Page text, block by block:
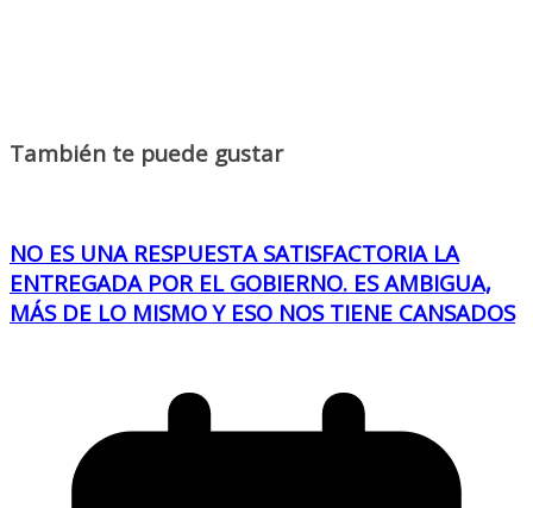
También te puede gustar
NO ES UNA RESPUESTA SATISFACTORIA LA
ENTREGADA POR EL GOBIERNO. ES AMBIGUA,
MÁS DE LO MISMO Y ESO NOS TIENE CANSADOS